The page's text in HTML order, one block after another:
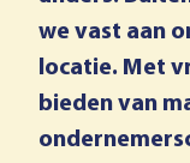
we vast aan
locatie. Met
bieden van